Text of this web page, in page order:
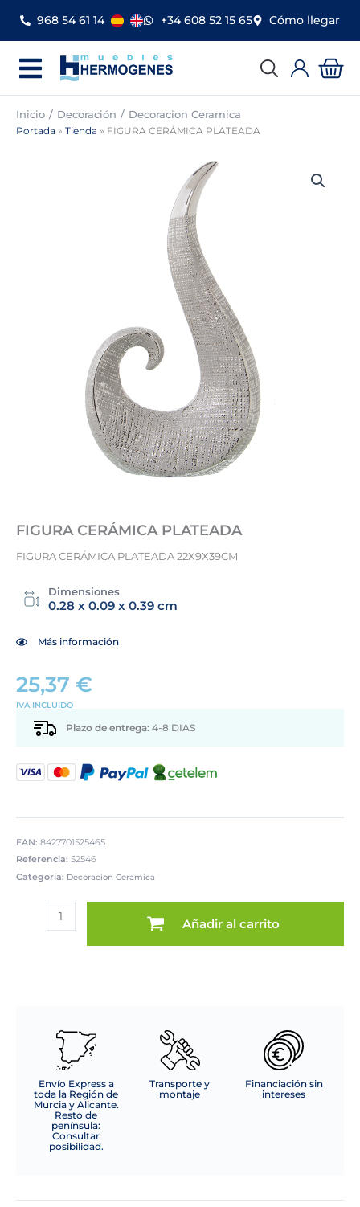
contenido
968 54 61 14 +34 608 52 15 65 Cómo llegar
Inicio Decoración Decoracion Ceramica
Portada » Tienda » FIGURA CERÁMICA PLATEADA
FIGURA CERÁMICA PLATEADA
FIGURA CERÁMICA PLATEADA 22X9X39CM
Dimensiones
0.28 x 0.09 x 0.39 cm
Más información
25,37 €
IVA INCLUIDO
Plazo de entrega: 4-8 DIAS
EAN: 8427701525465
Referencia: 52546
Categoría: Decoracion Ceramica
PLATEADA
Añadir al carrito
Envío Express a
toda la Región de
Murcia y Alicante.
Resto de
península:
Consultar
posibilidad.
Transporte y
montaje
Financiación sin
intereses